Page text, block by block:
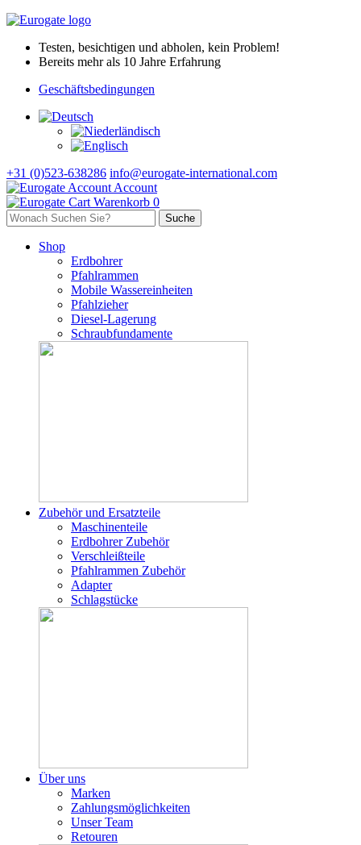
Testen, besichtigen und abholen, kein Problem!
Bereits mehr als 10 Jahre Erfahrung
Geschäftsbedingungen
+31 (0)523-638286 info@eurogate-international.com
Account
Warenkorb 0
Shop
Erdbohrer
Pfahlrammen
Mobile Wassereinheiten
Pfahlzieher
Diesel-Lagerung
Schraubfundamente
Zubehör und Ersatzteile
Maschinenteile
Erdbohrer Zubehör
Verschleißteile
Pfahlrammen Zubehör
Adapter
Schlagstücke
Über uns
Marken
Zahlungsmöglichkeiten
Unser Team
Retouren